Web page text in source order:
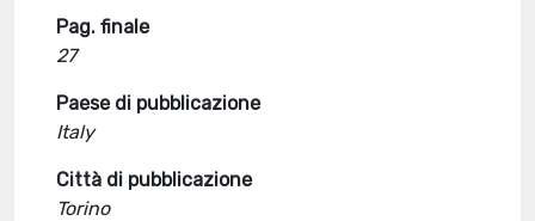
Pag. finale
27
Paese di pubblicazione
Italy
Città di pubblicazione
Torino